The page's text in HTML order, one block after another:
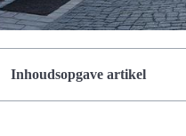
Inhoudsopgave artikel